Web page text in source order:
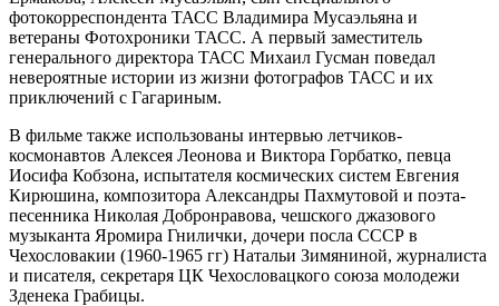
фотокорреспондента ТАСС Владимира Мусаэльяна и
ветераны Фотохроники ТАСС. А первый заместитель
генерального директора ТАСС Михаил Гусман поведал
невероятные истории из жизни фотографов ТАСС и их
приключений с Гагариным.
В фильме также использованы интервью летчиков-
космонавтов Алексея Леонова и Виктора Горбатко, певца
Иосифа Кобзона, испытателя космических систем Евгения
Кирюшина, композитора Александры Пахмутовой и поэта-
песенника Николая Добронравова, чешского джазового
музыканта Яромира Гнилички, дочери посла СССР в
Чехословакии (1960-1965 гг) Натальи Зимяниной, журналиста
и писателя, секретаря ЦК Чехословацкого союза молодежи
Зденека Грабицы.